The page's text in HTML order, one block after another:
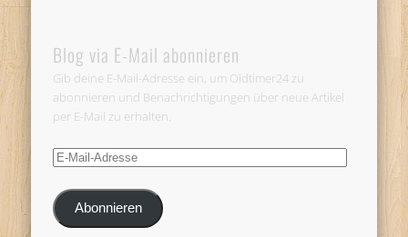
Blog via E-Mail abonnieren
Gib deine E-Mail-Adresse ein, um Oldtimer24 zu
abonnieren und Benachrichtigungen über neue Artikel
per E-Mail zu erhalten.
E-
Adresse
Abonnieren